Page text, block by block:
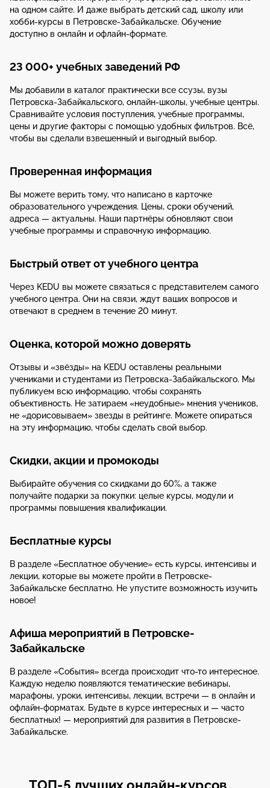
на одном сайте. И даже выбрать детский сад, школу или
хобби-курсы в Петровске-Забайкальске. Обучение
доступно в онлайн и офлайн-формате.
23 000+ учебных заведений РФ
Мы добавили в каталог практически все ссузы, вузы
Петровска-Забайкальского, онлайн-школы, учебные центры.
Сравнивайте условия поступления, учебные программы,
цены и другие факторы с помощью удобных фильтров. Всё,
чтобы вы сделали взвешенный и выгодный выбор.
Проверенная информация
Вы можете верить тому, что написано в карточке
образовательного учреждения. Цены, сроки обучений,
адреса — актуальны. Наши партнёры обновляют свои
учебные программы и справочную информацию.
Быстрый ответ от учебного центра
Через KEDU вы можете связаться с представителем самого
учебного центра. Они на связи, ждут ваших вопросов и
отвечают в среднем в течение 20 минут.
Оценка, которой можно доверять
Отзывы и «звёзды» на KEDU оставлены реальными
учениками и студентами из Петровска-Забайкальского. Мы
публикуем всю информацию, чтобы сохранять
объективность. Не затираем «неудобные» мнения учеников,
не «дорисовываем» звезды в рейтинге. Можете опираться
на эту информацию, чтобы сделать свой выбор.
Скидки, акции и промокоды
Выбирайте обучения со скидками до 60%, а также
получайте подарки за покупки: целые курсы, модули и
программы повышения квалификации.
Бесплатные курсы
В разделе «Бесплатное обучение» есть курсы, интенсивы и
лекции, которые вы можете пройти в Петровске-
Забайкальске бесплатно. Не упустите возможность изучить
новое!
Афиша мероприятий в Петровске-
Забайкальске
В разделе «События» всегда происходит что-то интересное.
Каждую неделю появляются тематические вебинары,
марафоны, уроки, интенсивы, лекции, встречи — в онлайн и
офлайн-форматах. Будьте в курсе интересных и — часто
бесплатных! — мероприятий для развития в Петровске-
Забайкальске.